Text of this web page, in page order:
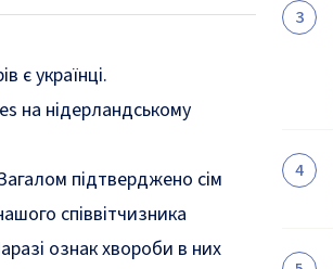
є українці.
на нідерландському
підтверджено сім
співвітчизника
ознак хвороби в них